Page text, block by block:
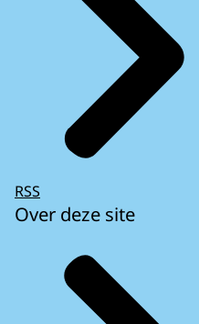
RSS
Over deze site